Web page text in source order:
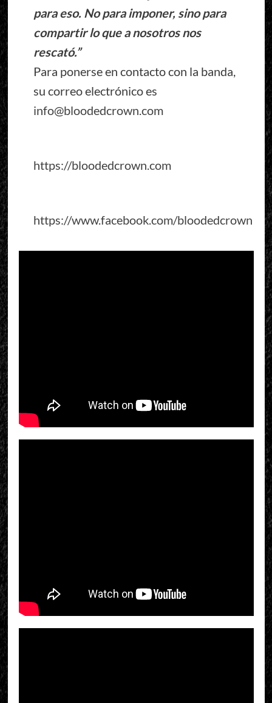
para eso. No para imponer, sino para
compartir lo que a nosotros nos
rescató.”
Para ponerse en contacto con la banda,
su correo electrónico es
info@bloodedcrown.com
https://bloodedcrown.com
https://www.facebook.com/bloodedcrown